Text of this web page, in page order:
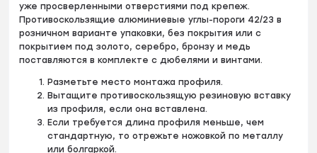
уже просверленными отверстиями под крепеж.
Противоскользящие алюминиевые углы-пороги 42/23 в
розничном варианте упаковки, без покрытия или с
покрытием под золото, серебро, бронзу и медь
поставляются в комплекте с дюбелями и винтами.
Разметьте место монтажа профиля.
Вытащите противоскользящую резиновую вставку
из профиля, если она вставлена.
Если требуется длина профиля меньше, чем
стандартную, то отрежьте ножовкой по металлу
или болгаркой.